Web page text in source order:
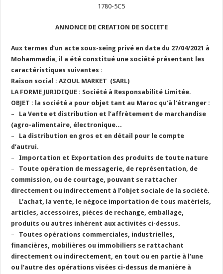
1780-5C5
ANNONCE DE CREATION DE SOCIETE
Aux termes d’un acte sous-seing privé en date du 27/04/2021 à
Mohammedia, il a été constitué une société présentant les
caractéristiques suivantes :
Raison social : AZOUL MARKET (SARL)
LA FORME JURIDIQUE : Société à Responsabilité Limitée.
OBJET : la société a pour objet tant au Maroc qu’à l’étranger :
–
La Vente et distribution et l’affrètement de marchandise
(agro-alimentaire, électronique…
–
La distribution en gros et en détail pour le compte
d’autrui.
–
Importation et Exportation des produits de toute nature
–
Toute opération de messagerie, de représentation, de
commission, ou de courtage, pouvant se rattacher
directement ou indirectement à l’objet sociale de la société.
–
L’achat, la vente, le négoce importation de tous matériels,
articles, accessoires, pièces de rechange, emballage,
produits ou autres inhérent aux activités ci-dessus.
–
Toutes opérations commerciales, industrielles,
financières, mobilières ou immobiliers se rattachant
directement ou indirectement, en tout ou en partie à l’une
ou l’autre des opérations visées ci-dessus de manière à